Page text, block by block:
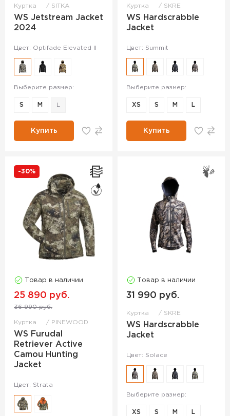
Куртка SITKA
WS Jetstream Jacket
2024
Цвет: Optifade Elevated II
Выберите размер:
S M
Купить
Куртка SKRE
WS Hardscrabble
Jacket
Цвет: Summit
Выберите размер:
XS S M L
Купить
-30%
Товар в наличии
25 890 руб.
36 990 руб.
Куртка PINEWOOD
WS Furudal
Retriever Active
Camou Hunting
Jacket
Цвет: Strata
Товар в наличии
31 990 руб.
Куртка SKRE
WS Hardscrabble
Jacket
Цвет: Solace
Выберите размер:
XS S M L